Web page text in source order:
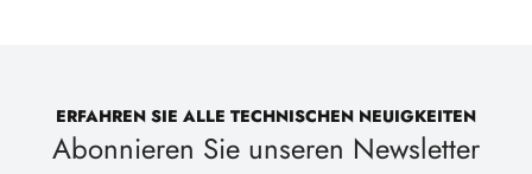
ERFAHREN SIE ALLE TECHNISCHEN NEUIGKEITEN
Abonnieren Sie unseren Newsletter